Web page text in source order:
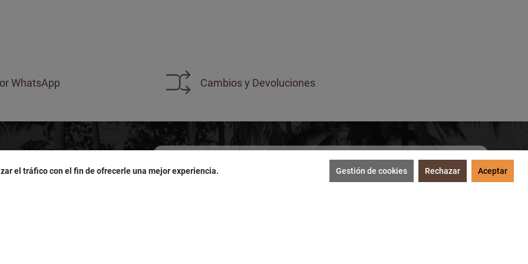
WhatsApp Cambios y Devoluciones
el tráfico con el fin de ofrecerle una mejor experiencia. Gestión de cookies Rechazar Aceptar